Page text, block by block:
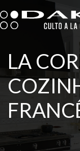
to
content
LA